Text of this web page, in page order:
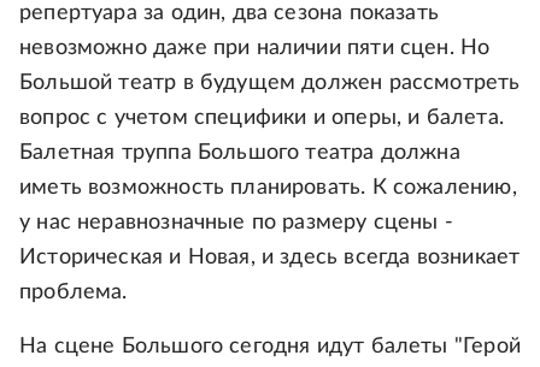
репертуара за один, два сезона показать
невозможно даже при наличии пяти сцен. Но
Большой театр в будущем должен рассмотреть
вопрос с учетом специфики и оперы, и балета.
Балетная труппа Большого театра должна
иметь возможность планировать. К сожалению,
у нас неравнозначные по размеру сцены -
Историческая и Новая, и здесь всегда возникает
проблема.
На сцене Большого сегодня идут балеты "Герой